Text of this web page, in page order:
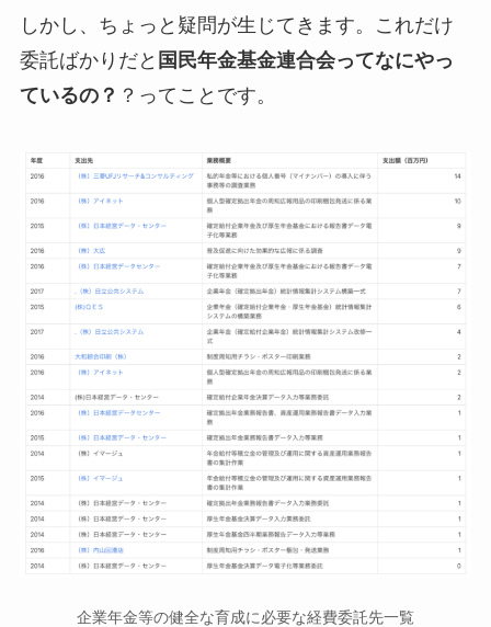
しかし、ちょっと疑問が生じてきます。これだけ
委託ばかりだと 国民年金基金連合会ってなにやっ
ているの？ ？ってことです。
企業年金等の健全な育成に必要な経費委託先一覧